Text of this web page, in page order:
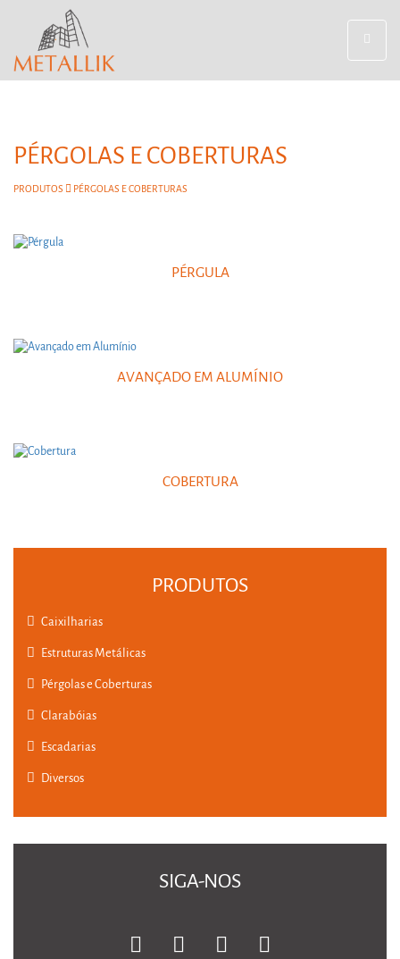
PÉRGOLAS E COBERTURAS
PRODUTOS PÉRGOLAS E COBERTURAS
PÉRGULA
AVANÇADO EM ALUMÍNIO
COBERTURA
PRODUTOS
Caixilharias
Estruturas Metálicas
Pérgolas e Coberturas
Clarabóias
Escadarias
Diversos
SIGA-NOS